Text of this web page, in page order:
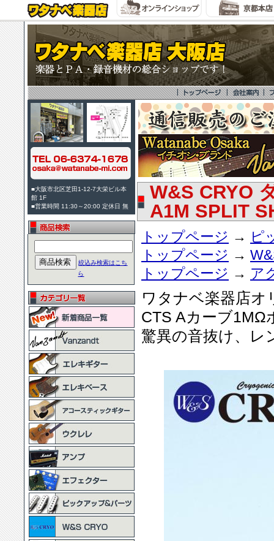
■大阪市北区芝田1-12-7大栄ビル本
館 1F
■営業時間 11:30～20:00 定休日 無
絞込み検索はこち
ら
W&S CRYO
A1M SPLIT
トップページ → ピ
トップページ →
トップページ → ア
ワタナベ楽器店オ
CTS Aカーブ1MΩ
驚異の音抜け、レ